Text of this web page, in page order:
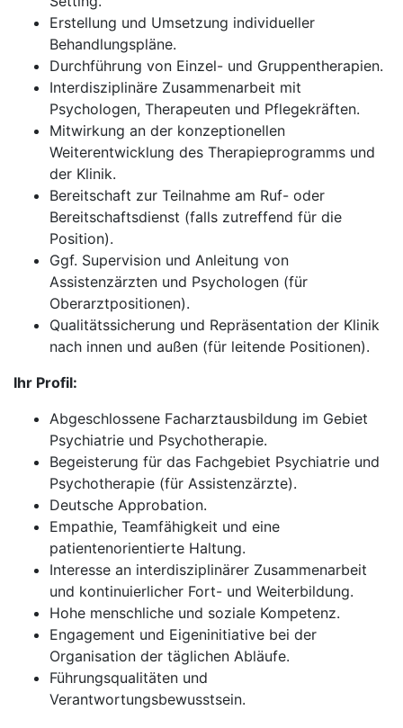
Erstellung und Umsetzung individueller
Behandlungspläne.
Durchführung von Einzel- und Gruppentherapien.
Interdisziplinäre Zusammenarbeit mit
Psychologen, Therapeuten und Pflegekräften.
Mitwirkung an der konzeptionellen
Weiterentwicklung des Therapieprogramms und
der Klinik.
Bereitschaft zur Teilnahme am Ruf- oder
Bereitschaftsdienst (falls zutreffend für die
Position).
Ggf. Supervision und Anleitung von
Assistenzärzten und Psychologen (für
Oberarztpositionen).
Qualitätssicherung und Repräsentation der Klinik
nach innen und außen (für leitende Positionen).
Ihr Profil:
Abgeschlossene Facharztausbildung im Gebiet
Psychiatrie und Psychotherapie.
Begeisterung für das Fachgebiet Psychiatrie und
Psychotherapie (für Assistenzärzte).
Deutsche Approbation.
Empathie, Teamfähigkeit und eine
patientenorientierte Haltung.
Interesse an interdisziplinärer Zusammenarbeit
und kontinuierlicher Fort- und Weiterbildung.
Hohe menschliche und soziale Kompetenz.
Engagement und Eigeninitiative bei der
Organisation der täglichen Abläufe.
Führungsqualitäten und
Verantwortungsbewusstsein.